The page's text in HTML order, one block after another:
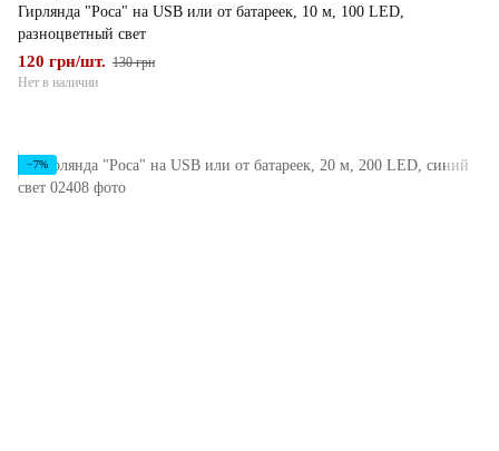
Гирлянда "Роса" на USB или от батареек, 10 м, 100 LED,
разноцветный свет
120 грн/шт. 130 грн
Нет в наличии
−7%